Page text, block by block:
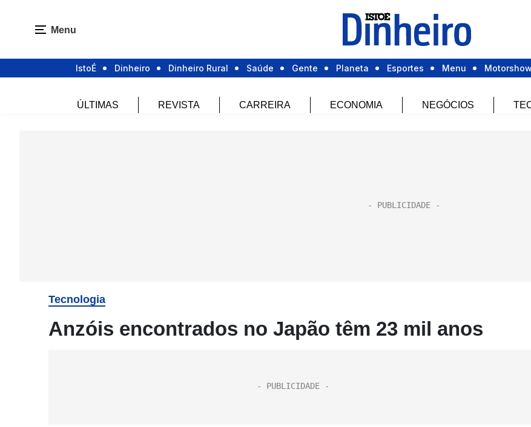
Menu
IstoÉ Dinheiro Dinheiro Rural Saúde Gente Planeta Esportes Menu Motorshow
ÚLTIMAS REVISTA CARREIRA ECONOMIA NEGÓCIOS
Tecnologia
Anzóis encontrados no Japão têm 23 mil anos